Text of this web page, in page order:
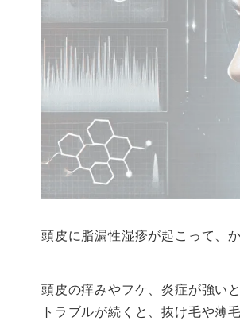
頭皮に脂漏性湿疹が起こって、
頭皮の痒みやフケ、炎症が強い
トラブルが続くと、抜け毛や薄